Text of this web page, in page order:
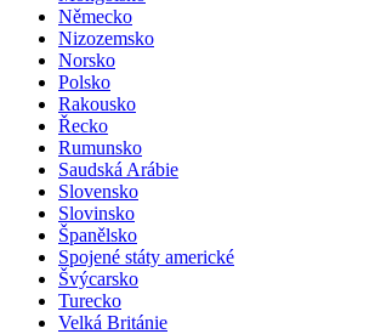
Německo
Nizozemsko
Norsko
Polsko
Rakousko
Řecko
Rumunsko
Saudská Arábie
Slovensko
Slovinsko
Španělsko
Spojené státy americké
Švýcarsko
Turecko
Velká Británie